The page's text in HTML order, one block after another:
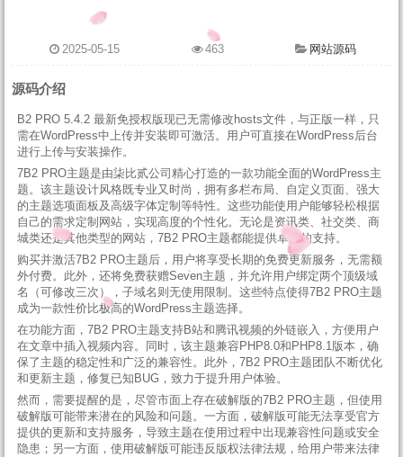
2025-05-15 463 网站源码
源码介绍
B2 PRO 5.4.2 最新免授权版现已无需修改hosts文件，与正版一样，只
需在WordPress中上传并安装即可激活。用户可直接在WordPress后台
进行上传与安装操作。
7B2 PRO主题是由柒比贰公司精心打造的一款功能全面的WordPress主
题。该主题设计风格既专业又时尚，拥有多栏布局、自定义页面、强大
的主题选项面板及高级字体定制等特性。这些功能使用户能够轻松根据
自己的需求定制网站，实现高度的个性化。无论是资讯类、社交类、商
城类还是其他类型的网站，7B2 PRO主题都能提供卓越的支持。
购买并激活7B2 PRO主题后，用户将享受长期的免费更新服务，无需额
外付费。此外，还将免费获赠Seven主题，并允许用户绑定两个顶级域
名（可修改三次），子域名则无使用限制。这些特点使得7B2 PRO主题
成为一款性价比极高的WordPress主题选择。
在功能方面，7B2 PRO主题支持B站和腾讯视频的外链嵌入，方便用户
在文章中插入视频内容。同时，该主题兼容PHP8.0和PHP8.1版本，确
保了主题的稳定性和广泛的兼容性。此外，7B2 PRO主题团队不断优化
和更新主题，修复已知BUG，致力于提升用户体验。
然而，需要提醒的是，尽管市面上存在破解版的7B2 PRO主题，但使用
破解版可能带来潜在的风险和问题。一方面，破解版可能无法享受官方
提供的更新和支持服务，导致主题在使用过程中出现兼容性问题或安全
隐患；另一方面，使用破解版可能违反版权法律法规，给用户带来法律